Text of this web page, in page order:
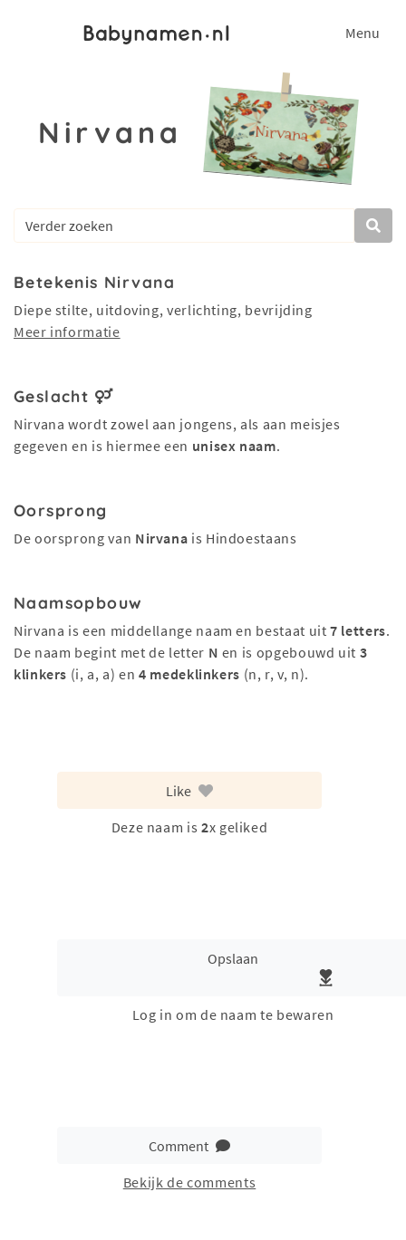
Menu
Nirvana
Betekenis Nirvana
Diepe stilte, uitdoving, verlichting, bevrijding
Meer informatie
Geslacht
Nirvana wordt zowel aan jongens, als aan meisjes
gegeven en is hiermee een unisex naam.
Oorsprong
De oorsprong van Nirvana is Hindoestaans
Naamsopbouw
Nirvana is een middellange naam en bestaat uit7 letters.
De naam begint met de letter N en is opgebouwd uit 3
klinkers (i, a, a) en4 medeklinkers (n, r, v, n).
Like
Deze naam is 2x geliked
Opslaan
Log in om de naam te bewaren
Comment
Bekijk de comments